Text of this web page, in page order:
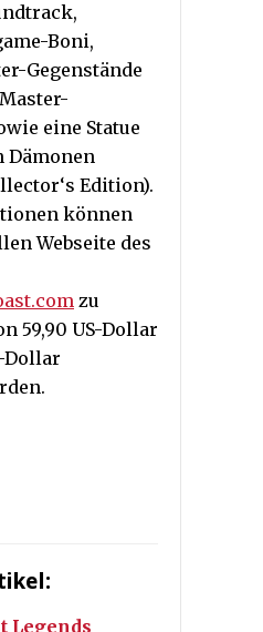
Boni,
Gegenstände
eine Statue
Dämonen
Edition).
können
Webseite des
zu
59,90 US-Dollar
Dollar
Legends